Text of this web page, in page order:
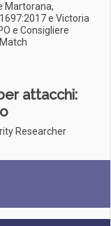
Martorana,
e Victoria
e Consigliere
attacchi:
Researcher